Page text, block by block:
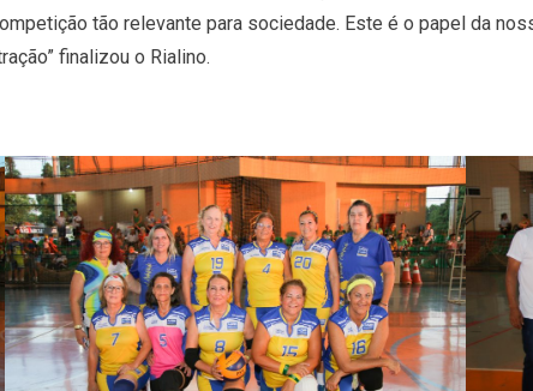
tão relevante para sociedade. Este é o papel da
finalizou o Rialino.